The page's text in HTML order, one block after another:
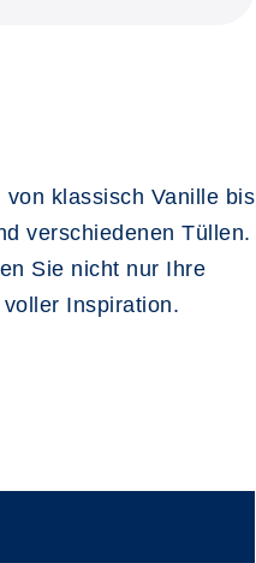
klassisch Vanille bis
verschiedenen Tüllen.
Sie nicht nur Ihre
Inspiration.